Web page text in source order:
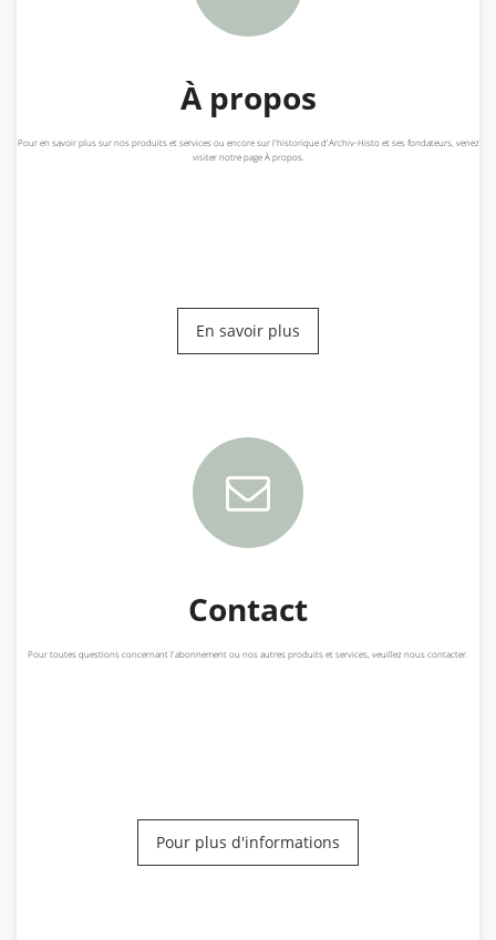
À propos
Pour en savoir plus sur nos produits et services ou encore sur l'historique d'Archiv-Histo et ses fondateurs, venez
visiter notre page À propos.
En savoir plus
Contact
Pour toutes questions concernant l'abonnement ou nos autres produits et services, veuillez nous contacter.
Pour plus d'informations